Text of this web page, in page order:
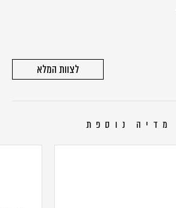
לצוות המלא
מדיה נוספת